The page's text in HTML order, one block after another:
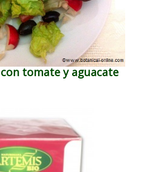
tomate y aguacate